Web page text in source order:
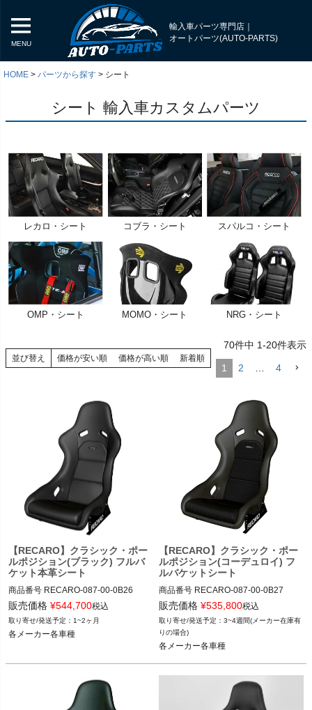
MENU
輸入車パーツ専門店｜
オートパーツ(AUTO-PARTS)
HOME パーツから探す シート
シート 輸入車カスタムパーツ
レカロ・シート コブラ・シート スパルコ・シート
OMP・シート MOMO・シート NRG・シート
並び替え 価格が安い順 価格が高い順 新着順
70件中 1-20件表示
1 2 4
【RECARO】クラシック・ポー
ルポジション(ブラック) フルバ
ケット本革シート
商品番号 RECARO-087-00-0B26
RECARO-087.00.0B26
087-00-0B26
販売価格 ¥544,700税込
1~2ヶ月
各メーカー各車種
【RECARO】クラシック・ポー
ルポジション(コーデュロイ) フ
ルバケットシート
商品番号 RECARO-087-00-0B27
RECARO-087.00.0B27
087-00-0B26
12VIVID"087.00.0B26"
販売価格 ¥535,800税込
3~4週間(メーカー在庫有
りの場合)
各メーカー各車種